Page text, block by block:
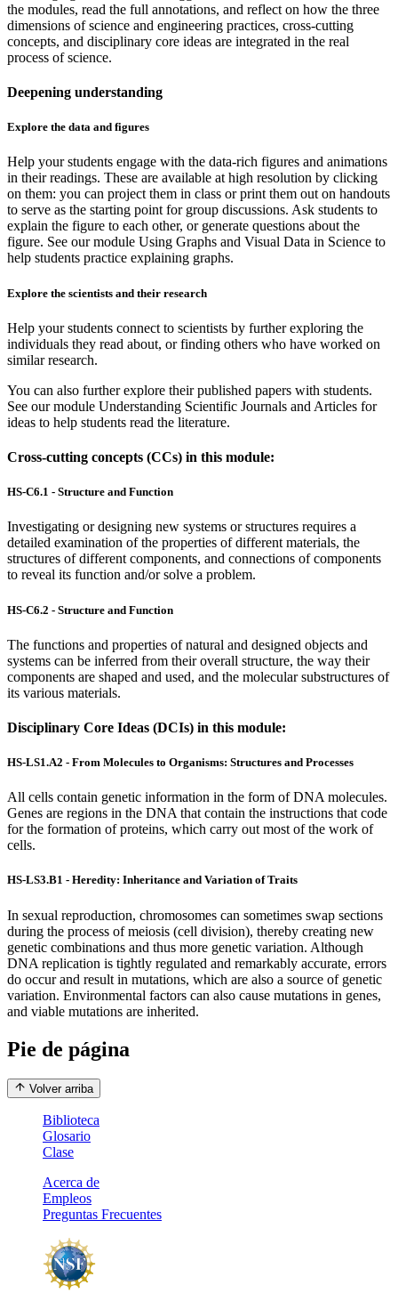
the modules, read the full annotations, and reflect on how the three
dimensions of science and engineering practices, cross-cutting
concepts, and disciplinary core ideas are integrated in the real
process of science.
Deepening understanding
Explore the data and figures
Help your students engage with the data-rich figures and animations
in their readings. These are available at high resolution by clicking
on them: you can project them in class or print them out on handouts
to serve as the starting point for group discussions. Ask students to
explain the figure to each other, or generate questions about the
figure. See our module Using Graphs and Visual Data in Science to
help students practice explaining graphs.
Explore the scientists and their research
Help your students connect to scientists by further exploring the
individuals they read about, or finding others who have worked on
similar research.
You can also further explore their published papers with students.
See our module Understanding Scientific Journals and Articles for
ideas to help students read the literature.
Cross-cutting concepts (CCs) in this module:
HS-C6.1 - Structure and Function
Investigating or designing new systems or structures requires a
detailed examination of the properties of different materials, the
structures of different components, and connections of components
to reveal its function and/or solve a problem.
HS-C6.2 - Structure and Function
The functions and properties of natural and designed objects and
systems can be inferred from their overall structure, the way their
components are shaped and used, and the molecular substructures of
its various materials.
Disciplinary Core Ideas (DCIs) in this module:
HS-LS1.A2 - From Molecules to Organisms: Structures and Processes
All cells contain genetic information in the form of DNA molecules.
Genes are regions in the DNA that contain the instructions that code
for the formation of proteins, which carry out most of the work of
cells.
HS-LS3.B1 - Heredity: Inheritance and Variation of Traits
In sexual reproduction, chromosomes can sometimes swap sections
during the process of meiosis (cell division), thereby creating new
genetic combinations and thus more genetic variation. Although
DNA replication is tightly regulated and remarkably accurate, errors
do occur and result in mutations, which are also a source of genetic
variation. Environmental factors can also cause mutations in genes,
and viable mutations are inherited.
Pie de página
Volver arriba
Biblioteca
Glosario
Clase
Acerca de
Empleos
Preguntas Frecuentes